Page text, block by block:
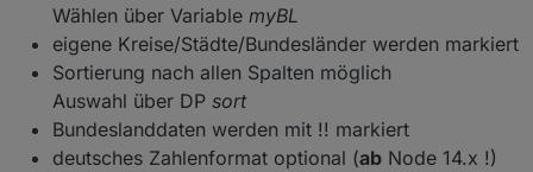
Bewertung mit Ampelfarben
Wahlweise können alle Landkreisdaten des
Covid19 Adapters angezeigt werden
Thread nachlesen, die neueste Version befindet
sich immer in diesem Beitrag
Wählen über Variable myBL
eigene Kreise/Städte/Bundesländer werden markiert
Sortierung nach allen Spalten möglich
Auswahl über DP sort
Bundeslanddaten werden mit !! markiert
deutsches Zahlenformat optional (ab Node 14.x !)